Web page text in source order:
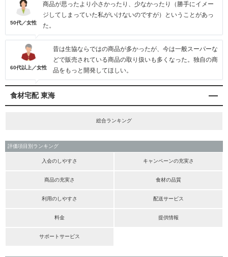
50代／女性
商品が思ったより小さかったり、少なかったり（勝手にイメー
ジしてしまっていた私がいけないのですが）ということがあっ
た。
60代以上／女性
昔は生協ならではの商品が多かったが、今は一般スーパーな
どで販売されている商品の取り扱いも多くなった。独自の商
品をもっと開発してほしい。
食材宅配 東海
総合ランキング
評価項目別ランキング
入会のしやすさ キャンペーンの充実さ
商品の充実さ 食材の品質
利用のしやすさ 配送サービス
料金 提供情報
サポートサービス